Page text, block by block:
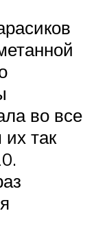
во все
так